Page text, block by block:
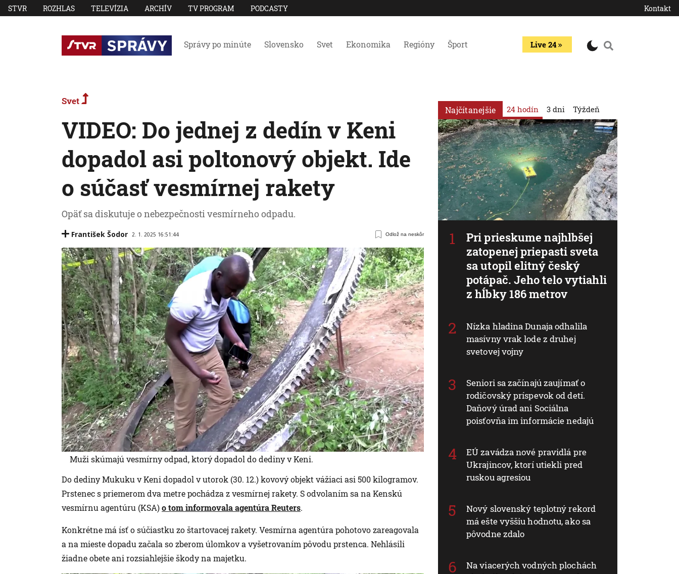
STVR ROZHLAS TELEVÍZIA ARCHÍV TV PROGRAM PODCASTY Kontakt
Správy po minúte Slovensko Svet Ekonomika Regióny Šport Live 24
Svet
VIDEO: Do jednej z dedín v Keni
dopadol asi poltonový objekt. Ide
o súčasť vesmírnej rakety
Opäť sa diskutuje o nebezpečnosti vesmírneho odpadu.
František Šodor 2. 1. 2025 16:51:44 Odlož na neskôr
Muži skúmajú vesmírny odpad, ktorý dopadol do dediny v Keni.
Do dediny Mukuku v Keni dopadol v utorok (30. 12.) kovový objekt vážiaci asi 500 kilogramov.
Prstenec s priemerom dva metre pochádza z vesmírnej rakety. S odvolaním sa na Kenskú
vesmírnu agentúru (KSA)o tom informovala agentúra Reuters.
Konkrétne má ísť o súčiastku zo štartovacej rakety. Vesmírna agentúra pohotovo zareagovala
a na mieste dopadu začala so zberom úlomkov a vyšetrovaním pôvodu prstenca. Nehlásili
žiadne obete ani rozsiahlejšie škody na majetku.
Najčítanejšie 24 hodín
Pri prieskume najhlbšej
zatopenej priepasti sveta
sa utopil elitný český
potápač. Jeho telo vytiahli
z hĺbky 186 metrov
Nízka hladina Dunaja odhalila
masívny vrak lode z druhej
svetovej vojny
Seniori sa začínajú zaujímať o
rodičovský príspevok od detí.
Daňový úrad ani Sociálna
poisťovňa im informácie nedajú
EÚ zavádza nové pravidlá pre
Ukrajincov, ktorí utiekli pred
ruskou agresiou
Nový slovenský teplotný rekord
má ešte vyššiu hodnotu, ako sa
pôvodne zdalo
Na viacerých vodných plochách
3 dni Týždeň